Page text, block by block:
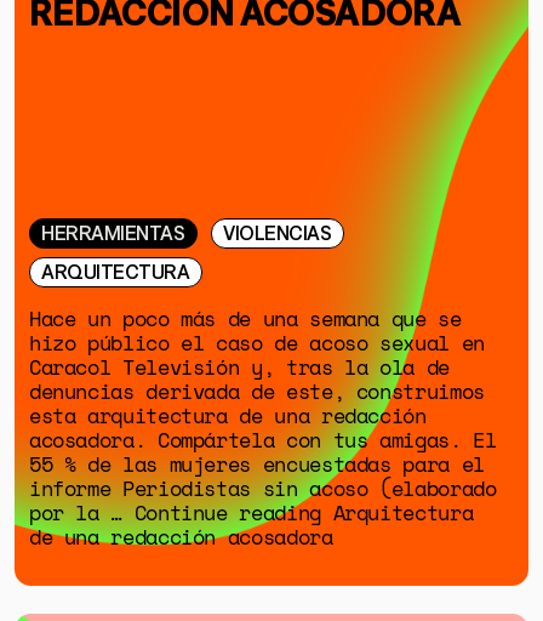
HERRAMIENTAS
VIOLENCIAS
ARQUITECTURA
Hace un poco más de una semana que se
hizo público el caso de acoso sexual en
Caracol Televisión y, tras la ola de
denuncias derivada de este, construimos
esta arquitectura de una redacción
acosadora. Compártela con tus amigas. El
55 % de las mujeres encuestadas para el
informe Periodistas sin acoso (elaborado
por la … Continue reading Arquitectura
de una redacción acosadora